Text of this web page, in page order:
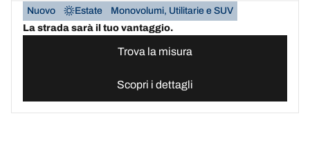
Nuovo Estate
Monovolumi, Utilitarie e SUV
La strada sarà il tuo vantaggio.
Trova la misura
Scopri i dettagli